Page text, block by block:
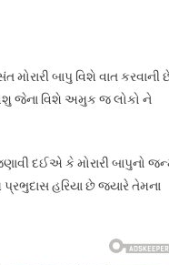
બાપુ વિશે વાત કરવાની
જેના વિશે અમુક જ લોકો ને
દઈએ કે મોરારી બાપુનો
હરિયા છે જ્યારે તેમના